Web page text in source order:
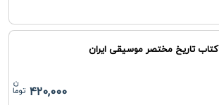
کتاب تاریخ مختصر موسیقی ایران
420,000